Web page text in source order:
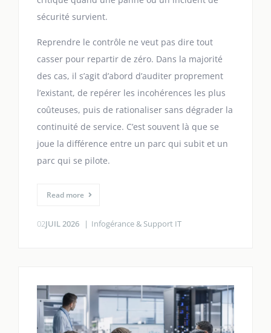
sécurité survient.
Reprendre le contrôle ne veut pas dire tout
casser pour repartir de zéro. Dans la majorité
des cas, il s’agit d’abord d’auditer proprement
l’existant, de repérer les incohérences les plus
coûteuses, puis de rationaliser sans dégrader la
continuité de service. C’est souvent là que se
joue la différence entre un parc qui subit et un
parc qui se pilote.
Read more
02JUIL 2026 Infogérance & Support IT